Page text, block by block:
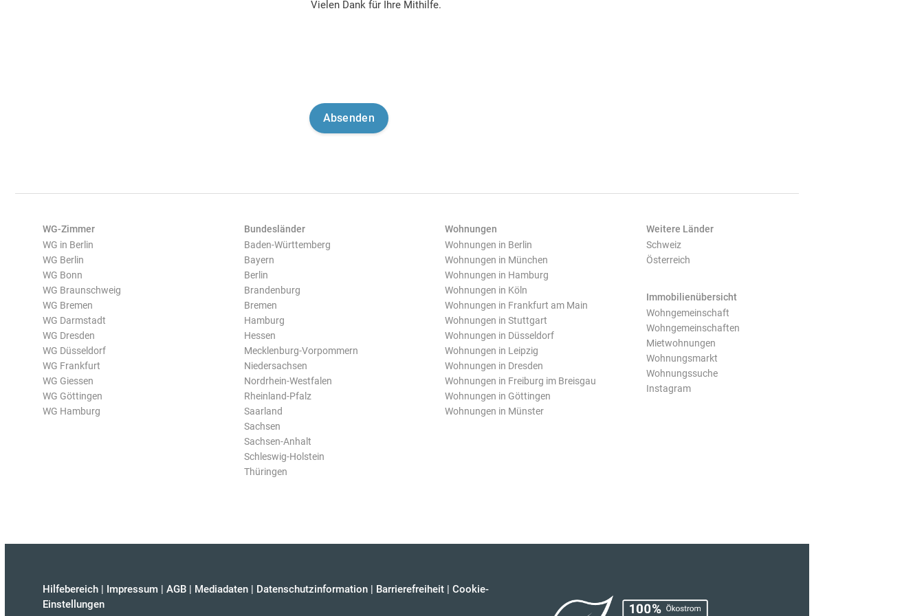
Vielen Dank für Ihre Mithilfe.
WG-Zimmer
WG in Berlin
WG Berlin
WG Bonn
WG Braunschweig
WG Bremen
WG Darmstadt
WG Dresden
WG Düsseldorf
WG Frankfurt
WG Giessen
WG Göttingen
WG Hamburg
Bundesländer
Baden-Württemberg
Bayern
Berlin
Brandenburg
Bremen
Hamburg
Hessen
Mecklenburg-Vorpommern
Niedersachsen
Nordrhein-Westfalen
Rheinland-Pfalz
Saarland
Sachsen
Sachsen-Anhalt
Schleswig-Holstein
Thüringen
Wohnungen
Wohnungen in Berlin
Wohnungen in München
Wohnungen in Hamburg
Wohnungen in Köln
Wohnungen in Frankfurt am Main
Wohnungen in Stuttgart
Wohnungen in Düsseldorf
Wohnungen in Leipzig
Wohnungen in Dresden
Wohnungen in Freiburg im Breisgau
Wohnungen in Göttingen
Wohnungen in Münster
Weitere Länder
Schweiz
Österreich
Immobilienübersicht
Wohngemeinschaft
Wohngemeinschaften
Mietwohnungen
Wohnungsmarkt
Wohnungssuche
Instagram
Hilfebereich | Impressum | AGB | Mediadaten | Datenschutzinformation | Barrierefreiheit | Cookie-
Einstellungen